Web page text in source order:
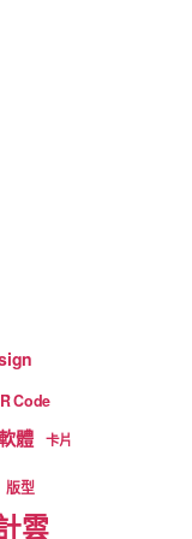
Code
體 卡片
版型
雲